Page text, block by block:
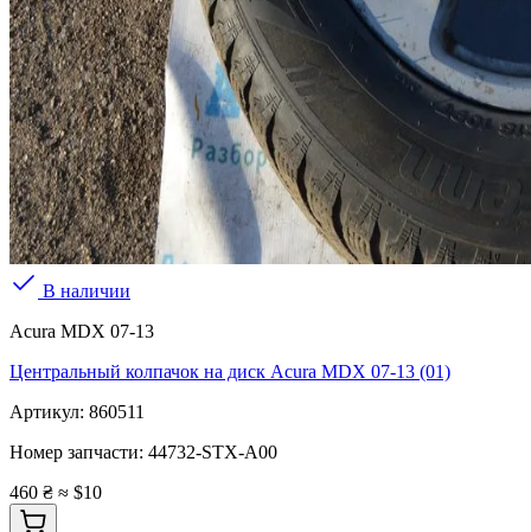
В наличии
Acura MDX 07-13
Центральный колпачок на диск Acura MDX 07-13 (01)
Артикул: 860511
Номер запчасти: 44732-STX-A00
460 ₴ ≈ $10